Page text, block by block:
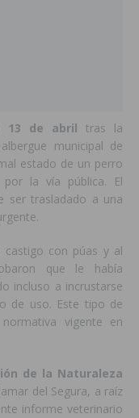
13 de abril tras la
municipal de
estado de un perro
la vía pública. El
ser trasladado a una
castigo con púas y al
que le había
incluso a incrustarse
de uso. Este tipo de
vigente en
de la Naturaleza
del Segura, a raíz
informe veterinario